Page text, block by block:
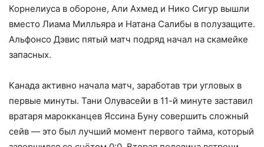
Корнелиуса в обороне, Али Ахмед и Нико Сигур вышли
вместо Лиама Милльяра и Натана Салибы в полузащите.
Альфонсо Дэвис пятый матч подряд начал на скамейке
запасных.
Канада активно начала матч, заработав три угловых в
первые минуты. Тани Олувасейи в 11-й минуте заставил
вратаря марокканцев Яссина Буну совершить сложный
сейв — это был лучший момент первого тайма, который